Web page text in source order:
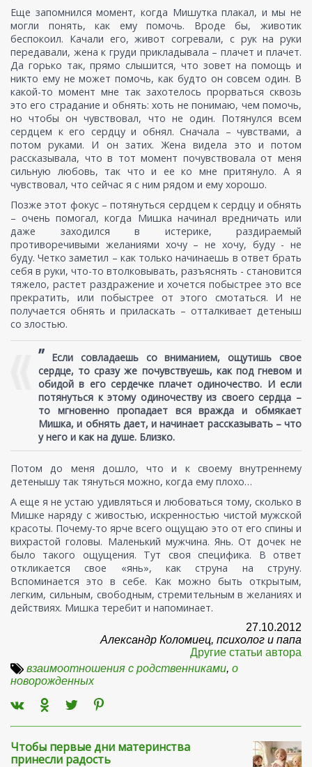
Еще запомнился момент, когда Мишутка плакал, и мы не
могли понять, как ему помочь. Вроде бы, животик
беспокоил. Качали его, живот согревали, с рук на руки
передавали, жена к груди прикладывала – плачет и плачет.
Да горько так, прямо слышится, что зовет на помощь и
никто ему не может помочь, как будто он совсем один. В
какой-то момент мне так захотелось прорваться сквозь
это его страдание и обнять: хоть не понимаю, чем помочь,
но чтобы он чувствовал, что не один. Потянулся всем
сердцем к его сердцу и обнял. Сначала – чувствами, а
потом руками. И он затих. Жена видела это и потом
рассказывала, что в тот момент почувствовала от меня
сильную любовь, так что и ее ко мне притянуло. А я
чувствовал, что сейчас я с ним рядом и ему хорошо.
Позже этот фокус – потянуться сердцем к сердцу и обнять
– очень помогал, когда Мишка начинал вредничать или
даже заходился в истерике, раздираемый
противоречивыми желаниями хочу – не хочу, буду - не
буду. Четко заметил – как только начинаешь в ответ брать
себя в руки, что-то втолковывать, разъяснять - становится
тяжело, растет раздражение и хочется побыстрее это все
прекратить, или побыстрее от этого смотаться. И не
получается обнять и приласкать – отталкивает детеныш
со злостью.
”
Если совладаешь со вниманием, ощутишь свое
сердце, то сразу же почувствуешь, как под гневом и
обидой в его сердечке плачет одиночество. И если
потянуться к этому одиночеству из своего сердца –
то мгновенно пропадает вся вражда и обмякает
Мишка, и обнять дает, и начинает рассказывать – что
у него и как на душе. Близко.
Потом до меня дошло, что и к своему внутреннему
детенышу так тянуться можно, когда ему плохо…
А еще я не устаю удивляться и любоваться тому, сколько в
Мишке наряду с живостью, искренностью чистой мужской
красоты. Почему-то ярче всего ощущаю это от его спины и
вихрастой головы. Маленький мужчина. Янь. От дочек не
было такого ощущения. Тут своя специфика. В ответ
откликается свое «янь», как струна на струну.
Вспоминается это в себе. Как можно быть открытым,
легким, сильным, свободным, стремительным в желаниях и
действиях. Мишка теребит и напоминает.
27.10.2012
Александр Коломиец, психолог и папа
Другие статьи автора
взаимоотношения с родственниками, о
новорожденных
Чтобы первые дни материнства
принесли радость